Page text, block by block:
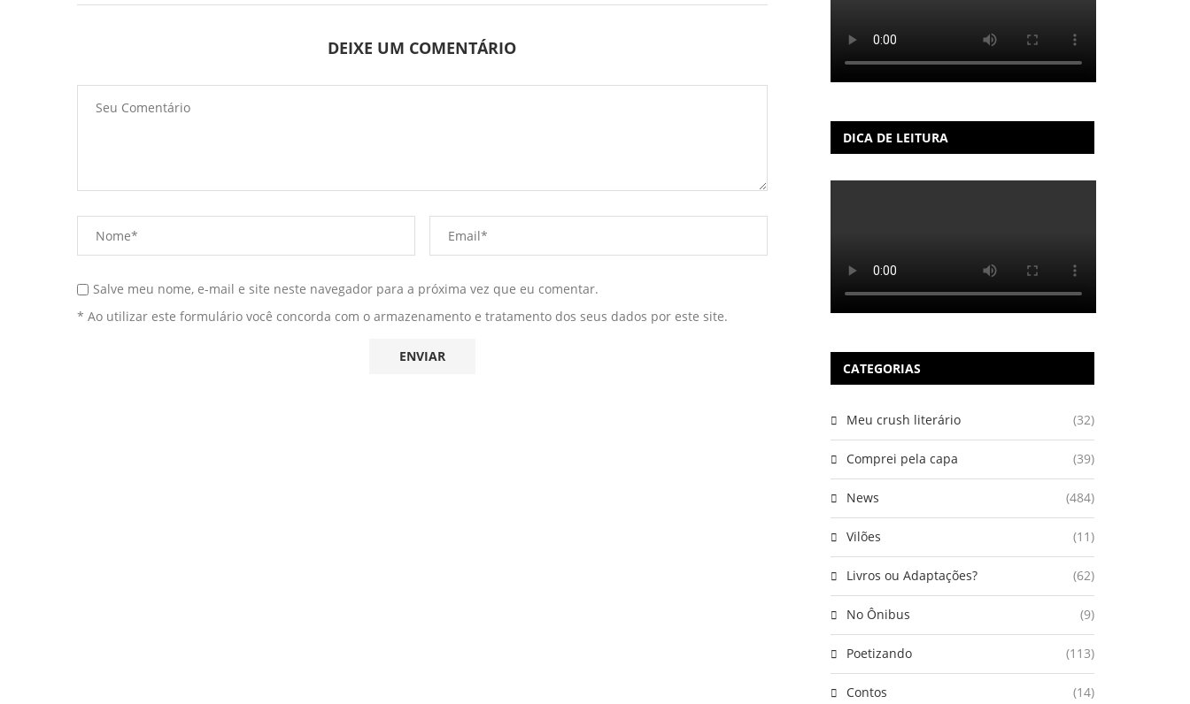
DEIXE UM COMENTÁRIO
Salve meu nome, e-mail e site neste navegador para a próxima vez que eu comentar.
* Ao utilizar este formulário você concorda com o armazenamento e tratamento dos seus dados por este site.
DICA DE LEITURA
CATEGORIAS
Meu crush literário (32)
Comprei pela capa (39)
News (484)
Vilões (11)
Livros ou Adaptações? (62)
No Ônibus (9)
Poetizando (113)
Contos (14)